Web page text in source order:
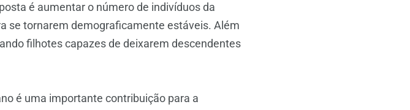
é aumentar o número de indivíduos da
se tornarem demograficamente estáveis. Além
filhotes capazes de deixarem descendentes
é uma importante contribuição para a